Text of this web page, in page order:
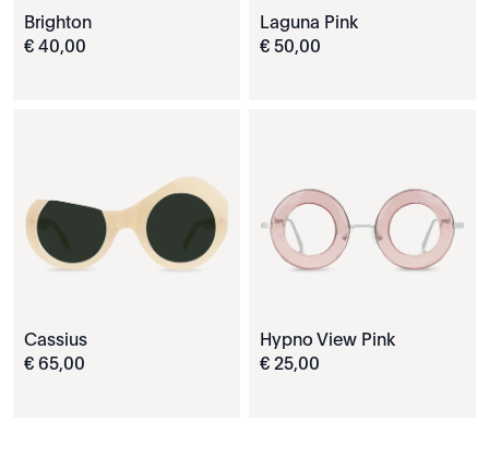
Brighton
€ 40,00
Laguna Pink
€ 50,00
Cassius
€ 65,00
Hypno View Pink
€ 25,00